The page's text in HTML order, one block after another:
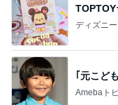
ディズニ
｢元こど
Amebaト